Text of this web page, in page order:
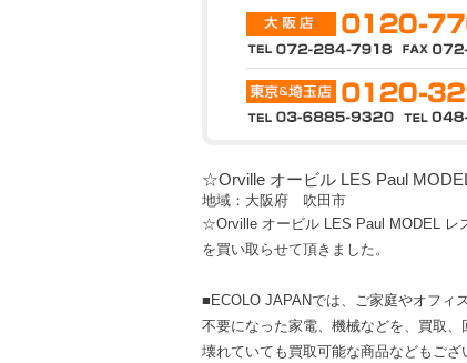
☆Orville オービル LES Paul
地域：大阪府 吹田市
☆Orville オービル LES Paul MODEL レ
を買い取らせて頂きました。
■ECOLO JAPANでは、ご家庭やオフィ
不要になった家電、機械などを、買取、
壊れていても買取可能な商品などもござ